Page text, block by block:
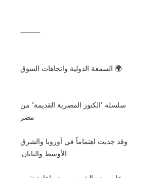
⸻
🌍 السمعة الدولية واتجاهات السوق
سلسلة "الكنوز المصرية القديمة" من
مصر
وقد جذبت اهتماماً في أوروبا والشرق
الأوسط واليابان.